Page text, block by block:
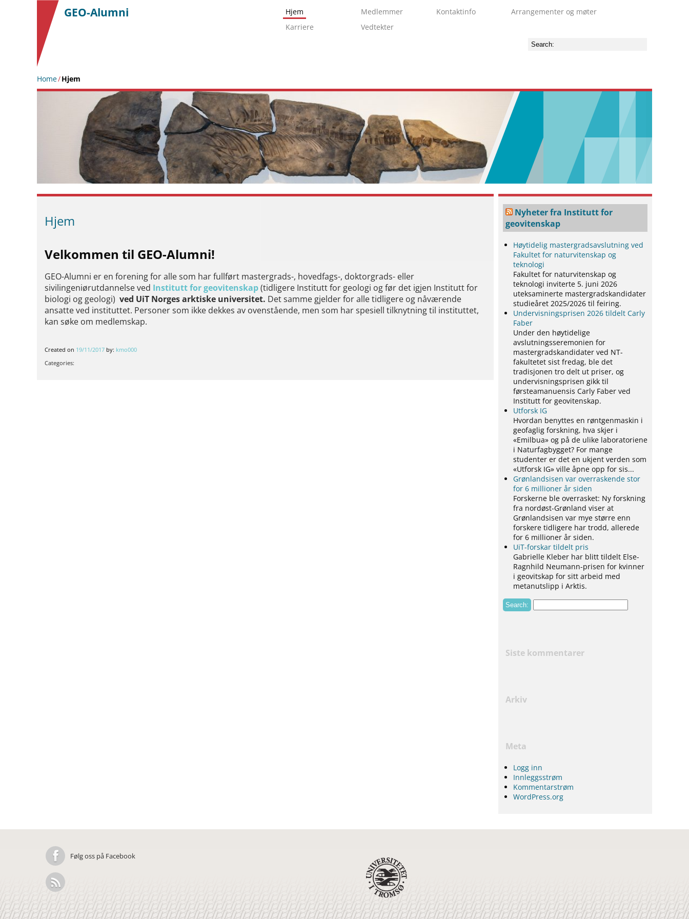
| GEO-Alumni Hjem Medlemmer Kontaktinfo
Arrangementer og møter
Karriere
Vedtekter
Søk
Home/Hjem
Hjem
Velkommen til GEO-Alumni!
GEO-Alumni er en forening for alle som har fullført mastergrads-, hovedfags-, doktorgrads- eller
sivilingeniørutdannelse ved Institutt for geovitenskap(tidligere Institutt for geologi og før det igjen Institutt for
biologi og geologi) ved UiT Norges arktiske universitet. Det samme gjelder for alle tidligere og nåværende
ansatte ved instituttet. Personer som ikke dekkes av ovenstående, men som har spesiell tilknytning til instituttet,
kan søke om medlemskap.
Created on 19/11/2017 by: kmo000
Categories:
Nyheter fra Institutt for
geovitenskap
Høytidelig mastergradsavslutning ved
Fakultet for naturvitenskap og
teknologi
Fakultet for naturvitenskap og
teknologi inviterte 5. juni 2026
uteksaminerte mastergradskandidater
studieåret 2025/2026 til feiring.
Undervisningsprisen 2026 tildelt Carly
Faber
Under den høytidelige
avslutningsseremonien for
mastergradskandidater ved NT-
fakultetet sist fredag, ble det
tradisjonen tro delt ut priser, og
undervisningsprisen gikk til
førsteamanuensis Carly Faber ved
Institutt for geovitenskap.
Utforsk IG
Hvordan benyttes en røntgenmaskin i
geofaglig forskning, hva skjer i
«Emilbua» og på de ulike laboratoriene
i Naturfagbygget? For mange
studenter er det en ukjent verden som
«Utforsk IG» ville åpne opp for sis...
Grønlandsisen var overraskende stor
for 6 millioner år siden
Forskerne ble overrasket: Ny forskning
fra nordøst-Grønland viser at
Grønlandsisen var mye større enn
forskere tidligere har trodd, allerede
for 6 millioner år siden.
UiT-forskar tildelt pris
Gabrielle Kleber har blitt tildelt Else-
Ragnhild Neumann-prisen for kvinner
i geovitskap for sitt arbeid med
metanutslipp i Arktis.
Siste kommentarer
Arkiv
Meta
Logg inn
Innleggsstrøm
Kommentarstrøm
WordPress.org
Følg oss på Facebook